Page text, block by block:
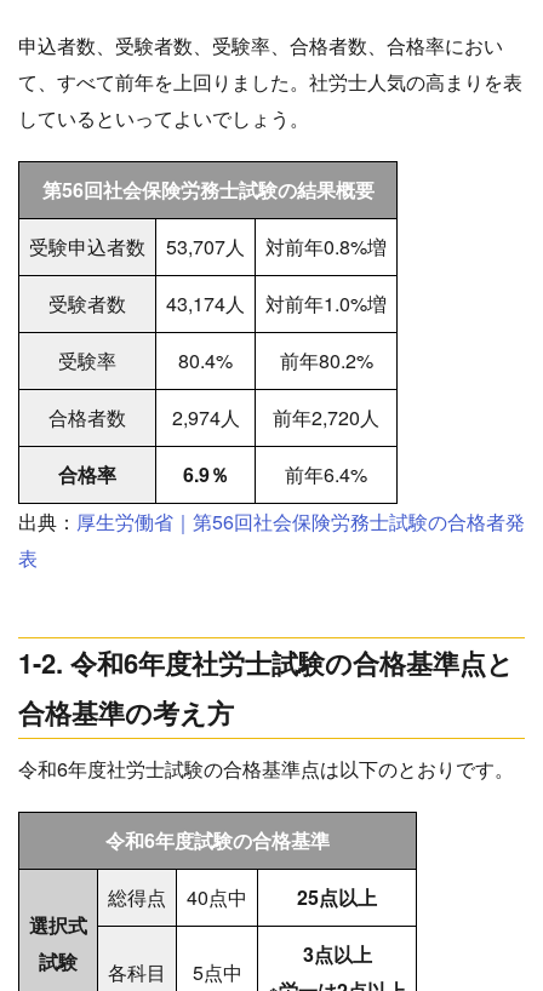
申込者数、受験者数、受験率、合格者数、合格率におい
て、すべて前年を上回りました。社労士人気の高まりを表
しているといってよいでしょう。
第56回社会保険労務士試験の結果概要
受験申込者数 53,707人 対前年0.8%増
受験者数 43,174人 対前年1.0%増
受験率 80.4% 前年80.2%
合格者数 2,974人 前年2,720人
合格率 6.9％
前年6.4%
出典： 厚生労働省｜第56回社会保険労務士試験の合格者発
表
1-2. 令和6年度社労士試験の合格基準点と
合格基準の考え方
令和6年度社労士試験の合格基準点は以下のとおりです。
令和6年度試験の合格基準
選択式
試験
総得点 40点中 25点以上
各科目 5点中
3点以上